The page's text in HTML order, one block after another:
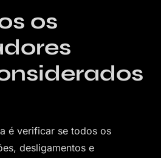
os
é verificar se todos os
desligamentos e